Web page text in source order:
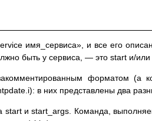
имя_сервиса», и все его
быть у сервиса, — это start и/или
форматом (а
в них представлены два
start и start_args. Команда,